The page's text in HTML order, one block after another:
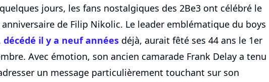
jours, les fans nostalgiques des 2Be3 ont célébré le
de Filip Nikolic. Le leader emblématique du boys
décédé il y a neuf années déjà, aurait fêté ses 44 ans le 1er
Avec émotion, son ancien camarade Frank Delay a tenu
un message particulièrement touchant sur son